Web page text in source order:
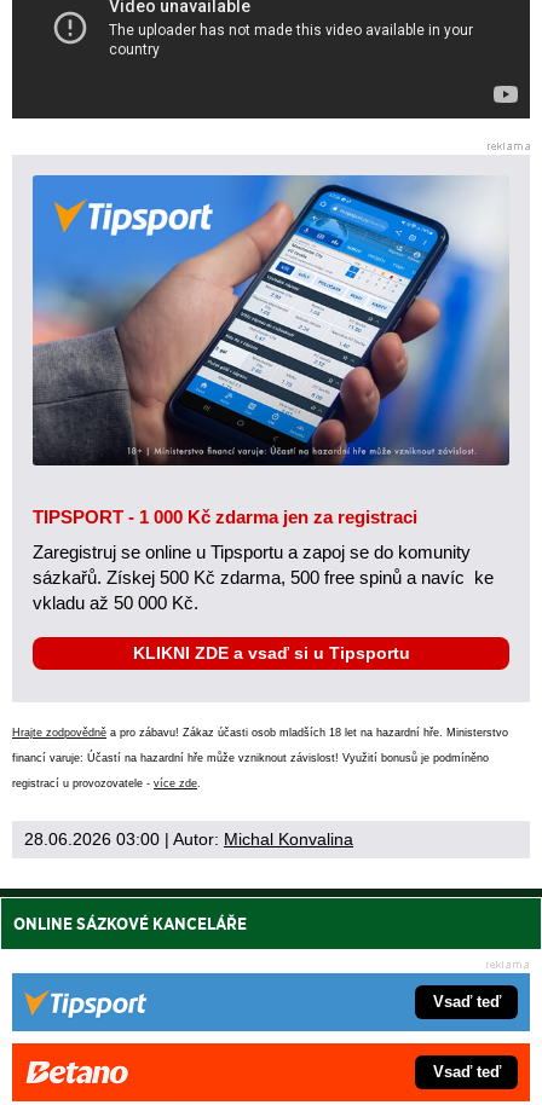
TIPSPORT - 1 000 Kč zdarma jen za registraci
Zaregistruj se online u Tipsportu a zapoj se do komunity
sázkařů. Získej 500 Kč zdarma, 500 free spinů a navíc ke
vkladu až 50 000 Kč.
KLIKNI ZDE a vsaď si u Tipsportu
Hrajte zodpovědně a pro zábavu! Zákaz účasti osob mladších 18 let na hazardní hře. Ministerstvo
financí varuje: Účastí na hazardní hře může vzniknout závislost! Využití bonusů je podmíněno
registrací u provozovatele - více zde.
28.06.2026 03:00 | Autor: Michal Konvalina
ONLINE SÁZKOVÉ KANCELÁŘE
Vsaď teď
Vsaď teď